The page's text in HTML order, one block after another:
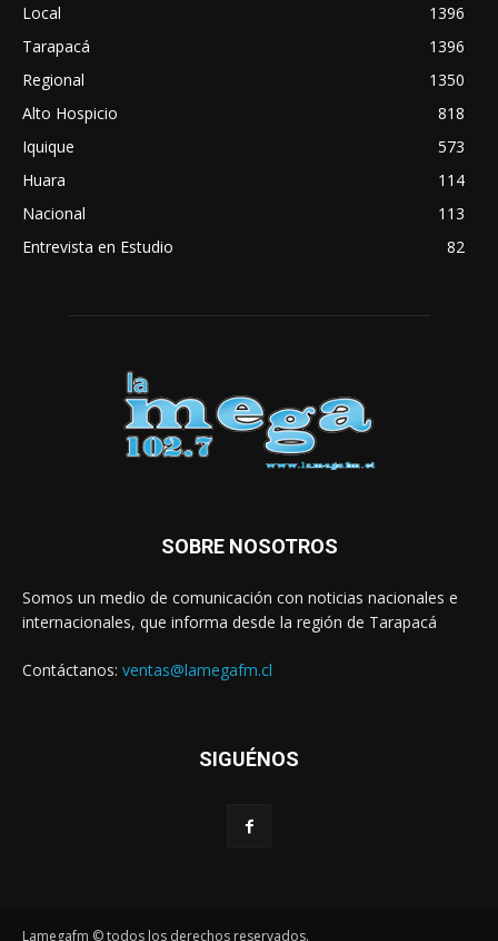
Local
1396
Tarapacá
1396
Regional
1350
Alto Hospicio
818
Iquique
573
Huara
114
Nacional
113
Entrevista en Estudio
82
SOBRE NOSOTROS
Somos un medio de comunicación con noticias nacionales e
internacionales, que informa desde la región de Tarapacá
Contáctanos: ventas@lamegafm.cl
SIGUÉNOS
Lamegafm © todos los derechos reservados.